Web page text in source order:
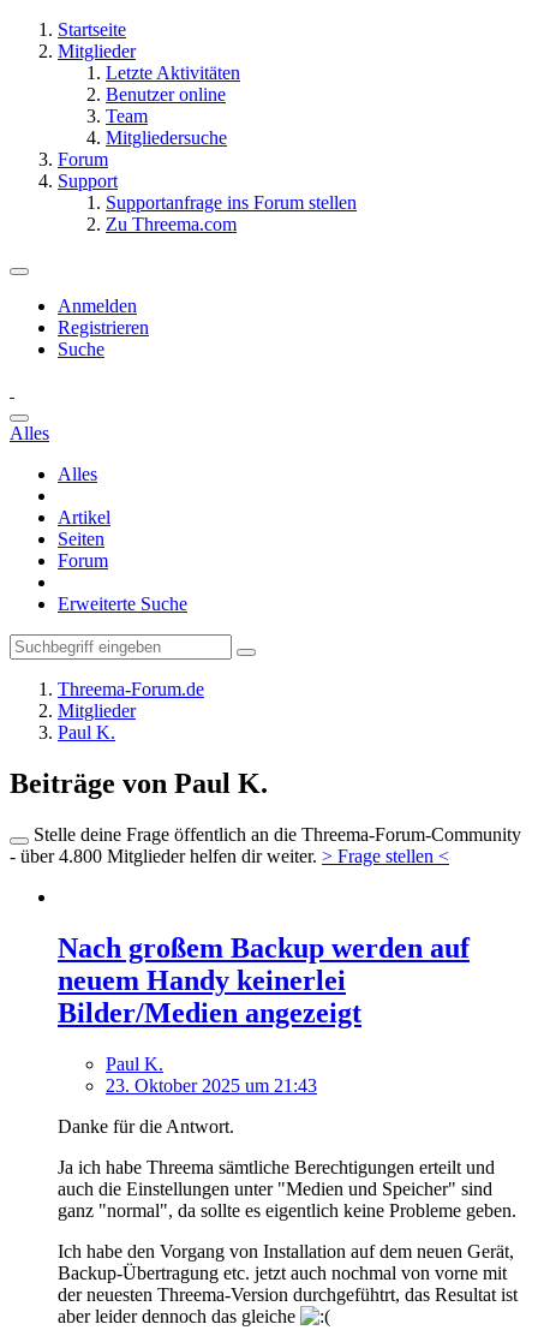
Startseite
Mitglieder
Letzte Aktivitäten
Benutzer online
Team
Mitgliedersuche
Forum
Support
Supportanfrage ins Forum stellen
Zu Threema.com
Anmelden
Registrieren
Suche
Alles
Alles
Artikel
Seiten
Forum
Erweiterte Suche
Threema-Forum.de
Mitglieder
Paul K.
Beiträge von Paul K.
Stelle deine Frage öffentlich an die Threema-Forum-Community
- über 4.800 Mitglieder helfen dir weiter. > Frage stellen <
Nach großem Backup werden auf
neuem Handy keinerlei
Bilder/Medien angezeigt
Paul K.
23. Oktober 2025 um 21:43
Danke für die Antwort.
Ja ich habe Threema sämtliche Berechtigungen erteilt und
auch die Einstellungen unter "Medien und Speicher" sind
ganz "normal", da sollte es eigentlich keine Probleme geben.
Ich habe den Vorgang von Installation auf dem neuen Gerät,
Backup-Übertragung etc. jetzt auch nochmal von vorne mit
der neuesten Threema-Version durchgefühtrt, das Resultat ist
aber leider dennoch das gleiche